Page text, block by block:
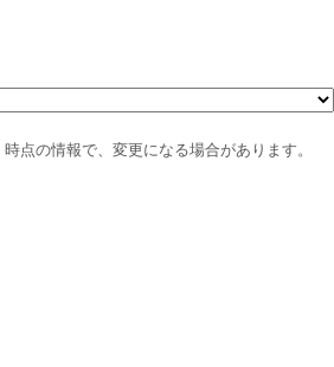
点の情報で、変更になる場合があります。